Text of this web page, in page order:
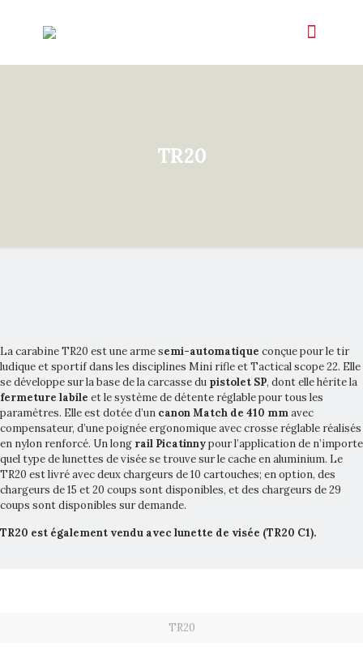
TR20
La carabine TR20 est une arme semi-automatique conçue pour le tir
ludique et sportif dans les disciplines Mini rifle et Tactical scope 22. Elle
se développe sur la base de la carcasse du pistolet SP, dont elle hérite la
fermeture labile et le système de détente réglable pour tous les
paramètres. Elle est dotée d’un canon Match de 410 mmavec
compensateur, d’une poignée ergonomique avec crosse réglable réalisés
en nylon renforcé. Un long rail Picatinnypour l’application de n’importe
quel type de lunettes de visée se trouve sur le cache en aluminium. Le
TR20 est livré avec deux chargeurs de 10 cartouches; en option, des
chargeurs de 15 et 20 coups sont disponibles, et des chargeurs de 29
coups sont disponibles sur demande.
TR20 est également vendu avec lunette de visée (TR20 C1).
TR20